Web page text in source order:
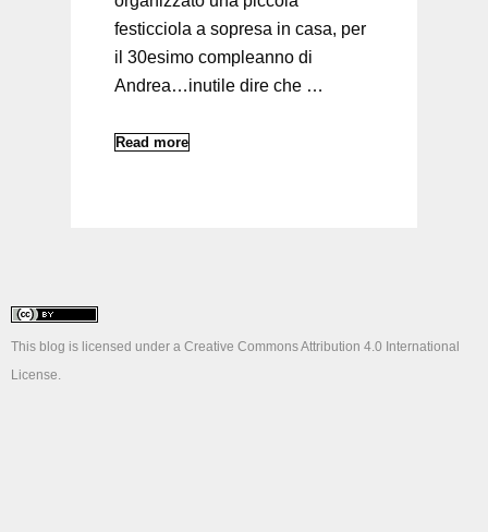
festicciola a sopresa in casa, per
il 30esimo compleanno di
Andrea…inutile dire che …
Read more
This blog is licensed under a Creative Commons Attribution 4.0 International
License.